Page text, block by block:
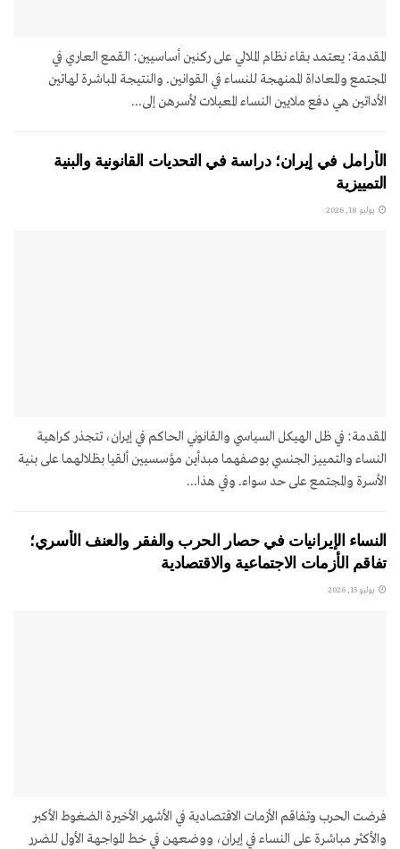
المقدمة: يعتمد بقاء نظام الملالي على ركنين أساسيين: القمع العاري في
المجتمع والمعاداة الممنهجة للنساء في القوانين. والنتيجة المباشرة لهاتين
الأداتين هي دفع ملايين النساء المعيلات لأسرهن إلى...
الأرامل في إيران؛ دراسة في التحديات القانونية والبنية
التمييزية
يوليو 18, 2026
المقدمة: في ظل الهيكل السياسي والقانوني الحاكم في إيران، تتجذر كراهية
النساء والتمييز الجنسي بوصفهما مبدأين مؤسسيين ألقيا بظلالهما على بنية
الأسرة والمجتمع على حد سواء. وفي هذا...
النساء الإيرانيات في حصار الحرب والفقر والعنف الأسري؛
تفاقم الأزمات الاجتماعية والاقتصادية
يوليو 15, 2026
فرضت الحرب وتفاقم الأزمات الاقتصادية في الأشهر الأخيرة الضغوط الأكبر
والأكثر مباشرة على النساء في إيران، ووضعهن في خط المواجهة الأول للضرر